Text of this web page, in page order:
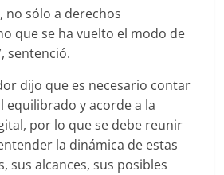
no sólo a derechos
que se ha vuelto el modo de
sentenció.
dijo que es necesario contar
equilibrado y acorde a la
por lo que se debe reunir
la dinámica de estas
sus alcances, sus posibles